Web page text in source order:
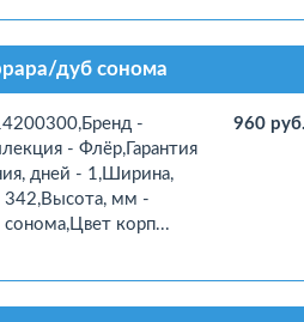
дуб сонома
-
- Флёр,Гарантия
дней - 1,Ширина,
мм -
корп...
960 руб.